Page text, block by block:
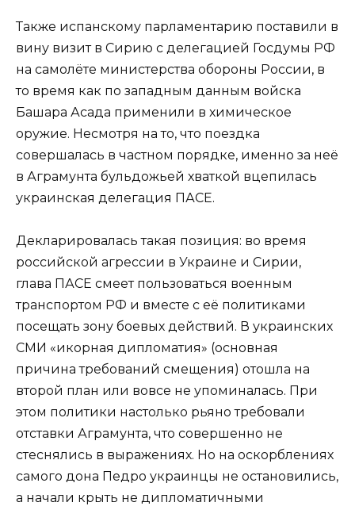
Также испанскому парламентарию поставили в
вину визит в Сирию с делегацией Госдумы РФ
на самолёте министерства обороны России, в
то время как по западным данным войска
Башара Асада применили в химическое
оружие. Несмотря на то, что поездка
совершалась в частном порядке, именно за неё
в Аграмунта бульдожьей хваткой вцепилась
украинская делегация ПАСЕ.
Декларировалась такая позиция: во время
российской агрессии в Украине и Сирии,
глава ПАСЕ смеет пользоваться военным
транспортом РФ и вместе с её политиками
посещать зону боевых действий. В украинских
СМИ «икорная дипломатия» (основная
причина требований смещения) отошла на
второй план или вовсе не упоминалась. При
этом политики настолько рьяно требовали
отставки Аграмунта, что совершенно не
стеснялись в выражениях. Но на оскорблениях
самого дона Педро украинцы не остановились,
а начали крыть не дипломатичными